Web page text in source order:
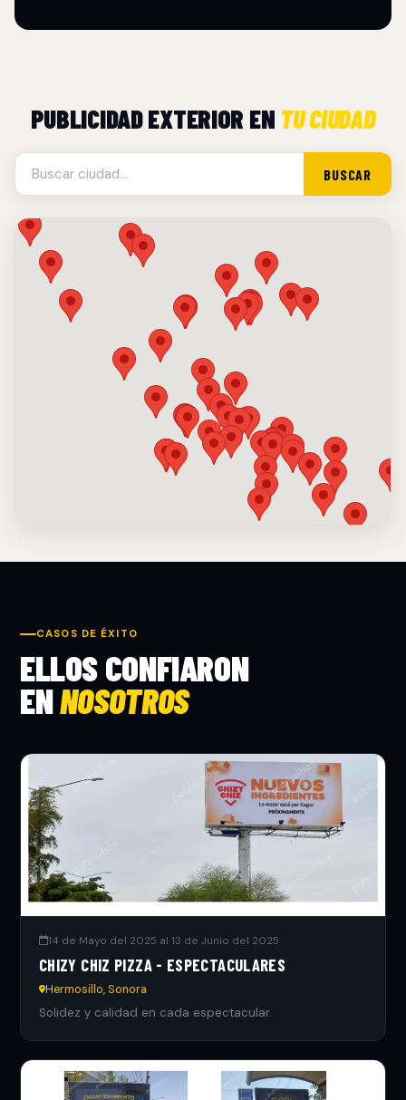
PUBLICIDAD EXTERIOR EN TU CIUDAD
BUSCAR
CASOS DE ÉXITO
ELLOS CONFIARON
ENNOSOTROS
14 de Mayo del 2025 al 13 de Junio del 2025
CHIZY CHIZ PIZZA - ESPECTACULARES
Hermosillo, Sonora
Solidez y calidad en cada espectacular.